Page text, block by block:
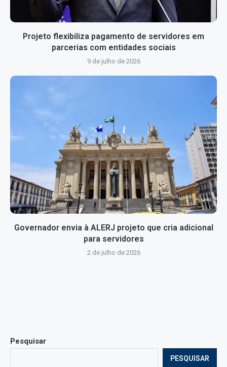
Projeto flexibiliza pagamento de servidores em
parcerias com entidades sociais
9 de julho de 2026
Governador envia à ALERJ projeto que cria adicional
para servidores
2 de julho de 2026
Pesquisar
PESQUISAR